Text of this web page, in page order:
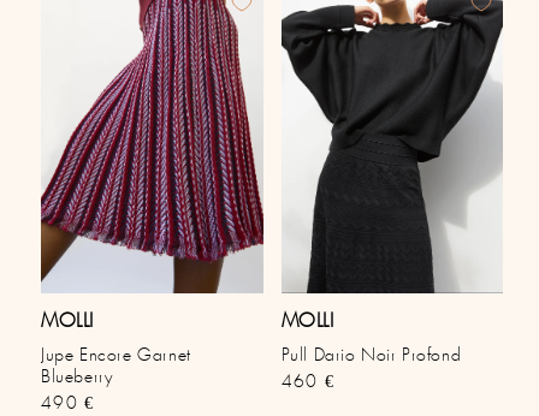
MOLLI
Jupe Encore Garnet
Blueberry
Prix habituel
490 €
MOLLI
Pull Dario Noir Profond
Prix habituel
460 €